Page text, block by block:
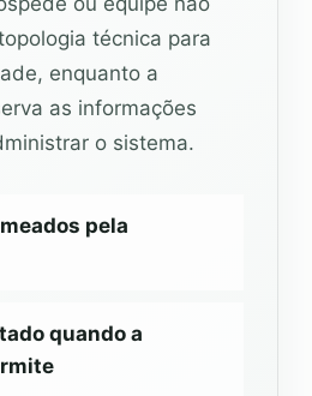
técnica para
enquanto a
as informações
o sistema.
pela
quando a